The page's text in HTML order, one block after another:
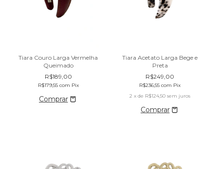
Tiara Couro Larga Vermelha
Queimado
R$189,00
R$179,55 com Pix
Tiara Acetato Larga Bege e
Preta
R$249,00
R$236,55 com Pix
2 x de R$124,50 sem juros